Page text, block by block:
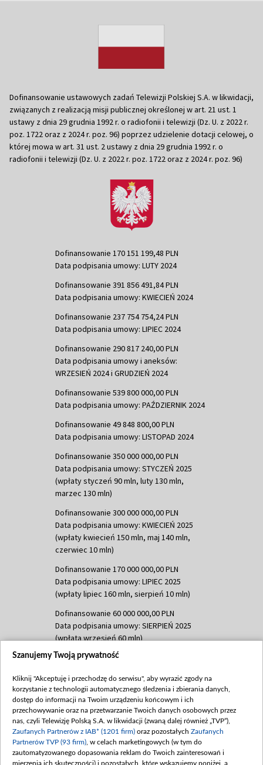
Dofinansowanie ustawowych zadań Telewizji Polskiej S.A. w likwidacji,
związanych z realizacją misji publicznej określonej w art. 21 ust. 1
ustawy z dnia 29 grudnia 1992 r. o radiofonii i telewizji (Dz. U. z 2022 r.
poz. 1722 oraz z 2024 r. poz. 96) poprzez udzielenie dotacji celowej, o
której mowa w art. 31 ust. 2 ustawy z dnia 29 grudnia 1992 r. o
radiofonii i telewizji (Dz. U. z 2022 r. poz. 1722 oraz z 2024 r. poz. 96)
Dofinansowanie 170 151 199,48 PLN
Data podpisania umowy: LUTY 2024
Dofinansowanie 391 856 491,84 PLN
Data podpisania umowy: KWIECIEŃ 2024
Dofinansowanie 237 754 754,24 PLN
Data podpisania umowy: LIPIEC 2024
Dofinansowanie 290 817 240,00 PLN
Data podpisania umowy i aneksów:
WRZESIEŃ 2024 i GRUDZIEŃ 2024
Dofinansowanie 539 800 000,00 PLN
Data podpisania umowy: PAŹDZIERNIK 2024
Dofinansowanie 49 848 800,00 PLN
Data podpisania umowy: LISTOPAD 2024
Dofinansowanie 350 000 000,00 PLN
Data podpisania umowy: STYCZEŃ 2025
(wpłaty styczeń 90 mln, luty 130 mln,
marzec 130 mln)
Dofinansowanie 300 000 000,00 PLN
Data podpisania umowy: KWIECIEŃ 2025
(wpłaty kwiecień 150 mln, maj 140 mln,
czerwiec 10 mln)
Dofinansowanie 170 000 000,00 PLN
Data podpisania umowy: LIPIEC 2025
(wpłaty lipiec 160 mln, sierpień 10 mln)
Dofinansowanie 60 000 000,00 PLN
Data podpisania umowy: SIERPIEŃ 2025
(wpłata wrzesień 60 mln)
Dofinansowanie 635 783 051,21 PLN
(wpłata wrzesień 100 mln, październik 350
mln, listopad 265 mln)
Dofinansowanie 48 862 000,00 PLN
Data podpisania umowy: GRUDZIEŃ 2025
(wpłata grudzień 60,548 mln)
Dofinansowanie 900 000 000,00 PLN
Szanujemy Twoją prywatność
Kliknij "Akceptuję i przechodzę do serwisu", aby wyrazić zgody na
korzystanie z technologii automatycznego śledzenia i zbierania danych,
dostęp do informacji na Twoim urządzeniu końcowym i ich
przechowywanie oraz na przetwarzanie Twoich danych osobowych przez
nas, czyli Telewizję Polską S.A. w likwidacji (zwaną dalej również „TVP”),
Zaufanych Partnerów z IAB* (1201 firm) oraz pozostałych Zaufanych
Partnerów TVP (93 firm) , w celach marketingowych (w tym do
zautomatyzowanego dopasowania reklam do Twoich zainteresowań i
mierzenia ich skuteczności) i pozostałych, które wskazujemy poniżej, a